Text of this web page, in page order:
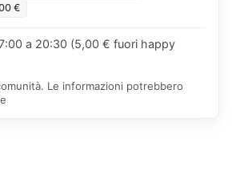
€
a 20:30 (5,00 € fuori happy
Le informazioni potrebbero